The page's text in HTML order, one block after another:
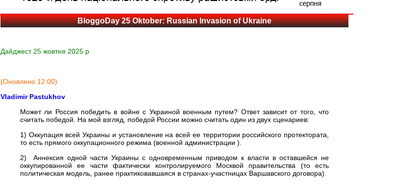
BloggoDay 25 Oktober: Russian Invasion of Ukraine
Дайджест 25 жовтня 2025 р
(Оновлено 12:00)
Vladimir Pastukhov
Может ли Россия победить в войне с Украиной военным путем? Ответ зависит от того, что
считать победой. На мой взгляд, победой России можно считать один из двух сценариев:
1) Оккупация всей Украины и установление на всей ее территории российского протектората,
то есть прямого оккупационного режима (военной администрации ).
2) Аннексия одной части Украины с одновременным приводом к власти в оставшейся не
оккупированной ее части фактически контролируемого Москвой правительства (то есть
политическая модель, ранее практиковавшаяся в странах-участницах Варшавского договора).